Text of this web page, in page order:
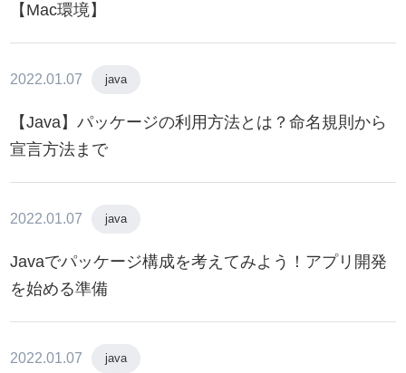
【Mac環境】
2022.01.07 java
【Java】パッケージの利用方法とは？命名規則から
宣言方法まで
2022.01.07 java
Javaでパッケージ構成を考えてみよう！アプリ開発
を始める準備
2022.01.07 java